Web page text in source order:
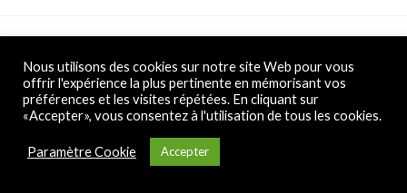
Copyright © 2026 L&D
Powered by L&D
Conditions Générales de Vente
Nous utilisons des cookies sur notre site Web pour vous
offrir l'expérience la plus pertinente en mémorisant vos
préférences et les visites répétées. En cliquant sur
«Accepter», vous consentez à l'utilisation de tous les cookies.
Paramètre Cookie Accepter